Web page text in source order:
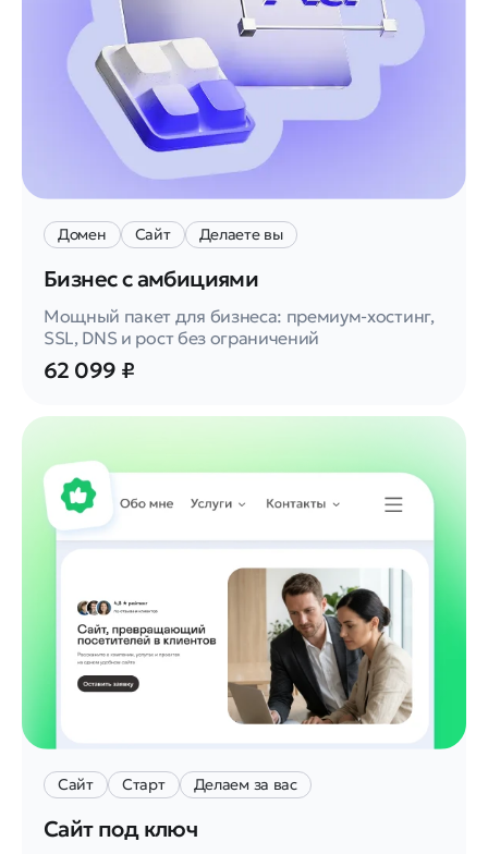
Домен Сайт Делаете вы
Бизнес с амбициями
Мощный пакет для бизнеса: премиум-хостинг,
SSL, DNS и рост без ограничений
62 099 ₽
Сайт Старт Делаем за вас
Сайт под ключ